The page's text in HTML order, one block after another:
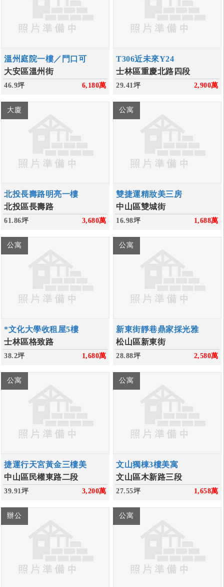
溫州庭院一樓／門口可
大安區溫州街
46.9坪 6,180萬
T306近未來Y24
士林區重慶北路四段
29.41坪 2,900萬
大廈
北投長壽路明亮一樓
北投區長壽路
61.86坪 3,680萬
公寓
雙捷運精妝美三房
中山區雙城街
16.98坪 1,688萬
公寓
*文化大學收租屋5樓
士林區格致路
38.2坪 1,680萬
公寓
新東街靜巷鼎家採光雅
松山區新東街
28.88坪 2,580萬
公寓
捷運行天宮黃金三樓美
中山區民權東路二段
39.91坪 3,200萬
公寓
文山獨棟3樓美寓
文山區木新路三段
27.55坪 1,658萬
辦公 公寓